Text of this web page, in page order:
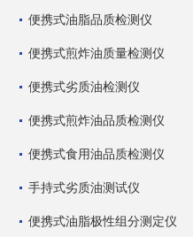
便携式油脂品质检测仪
便携式煎炸油质量检测仪
便携式劣质油检测仪
便携式煎炸油品质检测仪
便携式食用油品质检测仪
手持式劣质油测试仪
便携式油脂极性组分测定仪